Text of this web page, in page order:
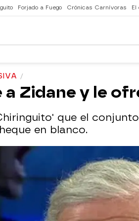
Forjado a Fuego Crónicas Carnívoras El
a Zidane y le
que el
en blanco.